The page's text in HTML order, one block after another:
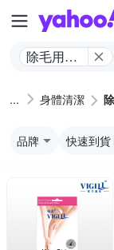
除毛用品/
身體清潔
品牌 快速到貨